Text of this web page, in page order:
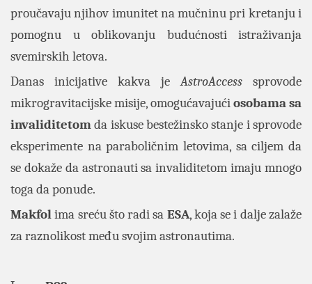
proučavaju njihov imunitet na mučninu pri kretanju i
pomognu u oblikovanju budućnosti istraživanja
svemirskih letova.
Danas inicijative kakva jeAstroAccess sprovode
mikrogravitacijske misije, omogućavajućiosobama sa
invaliditetomda iskuse bestežinsko stanje i sprovode
eksperimente na paraboličnim letovima, sa ciljem da
se dokaže da astronauti sa invaliditetom imaju mnogo
toga da ponude.
Makfolima sreću što radi sa ESA, koja se i dalje zalaže
za raznolikost među svojim astronautima.